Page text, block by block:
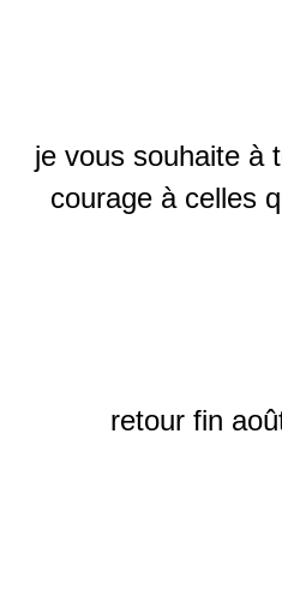
je vous souhaite à
courage à celles
retour fin